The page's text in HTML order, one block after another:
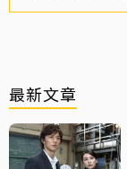
最新文章